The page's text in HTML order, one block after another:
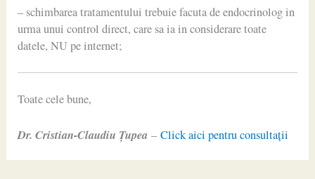
– schimbarea tratamentului trebuie facuta de endocrinolog in
urma unui control direct, care sa ia in considerare toate
datele, NU pe internet;
Toate cele bune,
Dr. Cristian-Claudiu Ţupea –Click aici pentru consultaţii